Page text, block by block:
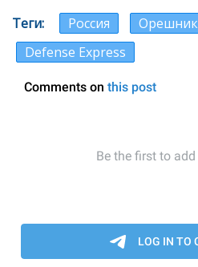
Теги Россия Орешник
Defense Express